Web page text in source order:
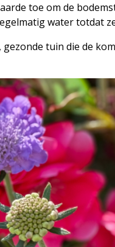
toe om de
water totdat
tuin die de